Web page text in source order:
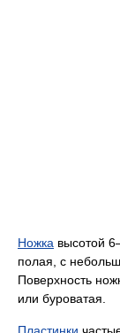
Ножка высотой
полая, с
Поверхность
или буроватая.
Пластинки